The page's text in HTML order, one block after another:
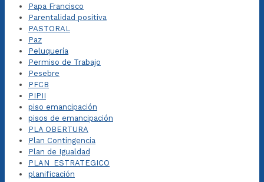
Papa Francisco
Parentalidad positiva
PASTORAL
Paz
Peluquería
Permiso de Trabajo
Pesebre
PFCB
PIPII
piso emancipación
pisos de emancipación
PLA OBERTURA
Plan Contingencia
Plan de Igualdad
PLAN_ESTRATEGICO
planificación